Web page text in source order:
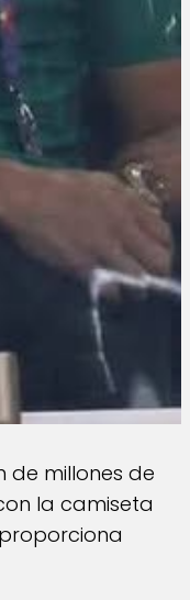
de millones de
la camiseta